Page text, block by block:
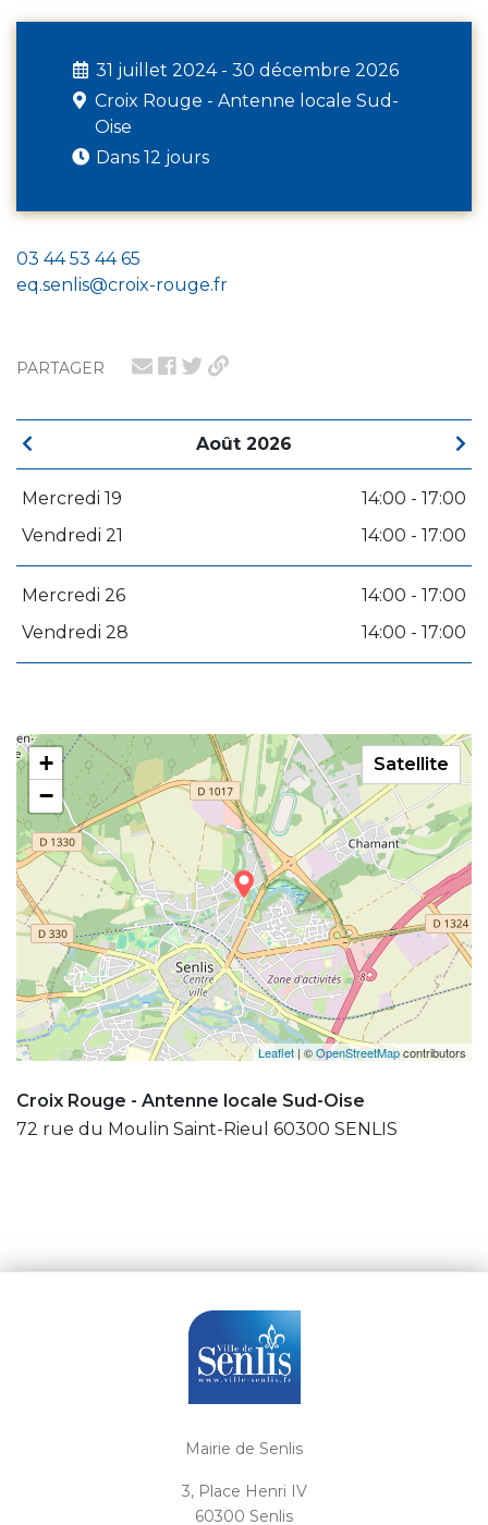
PARTAGER
Août 2026
Mercredi 19
14:00 - 17:00
Vendredi 21
14:00 - 17:00
Mercredi 26
14:00 - 17:00
Vendredi 28
14:00 - 17:00
+
−
Leaflet | ©OpenStreetMapcontributors
Satellite
Croix Rouge - Antenne locale Sud-Oise
72 rue du Moulin Saint-Rieul 60300 SENLIS
31 juillet 2024 - 30 décembre 2026
Croix Rouge - Antenne locale Sud-
Oise
Dans 12 jours
03 44 53 44 65
eq.senlis@croix-rouge.fr
Mairie de Senlis
3, Place Henri IV
60300 Senlis